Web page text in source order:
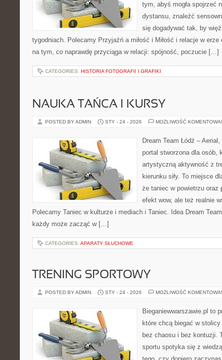
tym, abyś mogła spojrzeć
dystansu, znaleźć
się dogadywać tak, by
tygodniach. Polecamy Przyjaźń a miłość i Miłość i relacje w
na tym, co naprawdę przyciąga w relacji: spójność, poczucie […]
CATEGORIES: HISTORIA FOTOGRAFII I GRAFIKI
NAUKA TAŃCA I KURSY
POSTED BY ADMIN STY - 24 - 2026 MOŻLIWOŚĆ
Dream Team Łódź –
portal stworzona dla osób,
artystyczną aktywność z
kierunku siły. To miejsce
że taniec w powietrzu oraz
efekt wow, ale też realnie
Polecamy Taniec w kulturze i mediach i Taniec. Idea Dream
każdy może zacząć w […]
CATEGORIES: APARATY SŁUCHOWE
TRENING SPORTOWY
POSTED BY ADMIN STY - 24 - 2026 MOŻLIWOŚĆ
Bieganiewwarszawie.pl to
które chcą biegać w
bez chaosu i bez kontuzji.
sportu spotyka się z